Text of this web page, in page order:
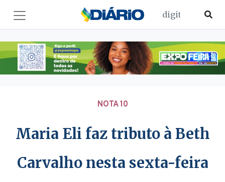
NOTA 10
Maria Eli faz tributo à Beth
Carvalho nesta sexta-feira